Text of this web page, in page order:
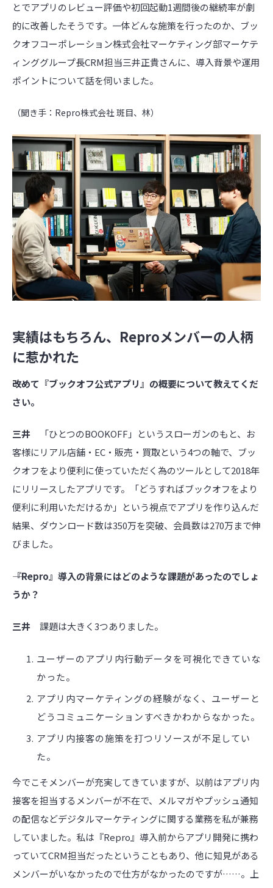
とでアプリのレビュー評価や初回起動1週間後の継続率が劇
的に改善したそうです。一体どんな施策を行ったのか、ブッ
クオフコーポレーション株式会社マーケティング部マーケテ
ィンググループ長CRM担当三井正貴さんに、導入背景や運用
ポイントについて話を伺いました。
（聞き手：Repro株式会社 斑目、林）
実績はもちろん、Reproメンバーの人柄
に惹かれた
――改めて『ブックオフ公式アプリ』の概要について教えてくだ
さい。
三井
「ひとつのBOOKOFF」というスローガンのもと、お
客様にリアル店舗・EC・販売・買取という4つの軸で、ブッ
クオフをより便利に使っていただく為のツールとして2018年
にリリースしたアプリです。「どうすればブックオフをより
便利に利用いただけるか」という視点でアプリを作り込んだ
結果、ダウンロード数は350万を突破、会員数は270万まで伸
びました。
――『Repro』導入の背景にはどのような課題があったのでしょ
うか？
三井 課題は大きく3つありました。
ユーザーのアプリ内行動データを可視化できていな
かった。
アプリ内マーケティングの経験がなく、ユーザーと
どうコミュニケーションすべきかわからなかった。
アプリ内接客の施策を打つリソースが不足してい
た。
今でこそメンバーが充実してきていますが、以前はアプリ内
接客を担当するメンバーが不在で、メルマガやプッシュ通知
の配信などデジタルマーケティングに関する業務を私が兼務
していました。私は『Repro』導入前からアプリ開発に携わ
っていてCRM担当だったということもあり、他に知見がある
メンバーがいなかったので仕方がなかったのですが……。上